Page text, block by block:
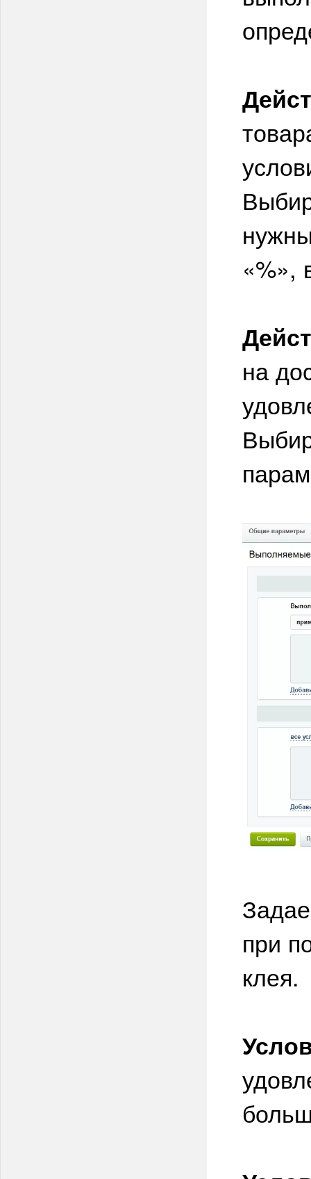
«%»,
на
при
клея.